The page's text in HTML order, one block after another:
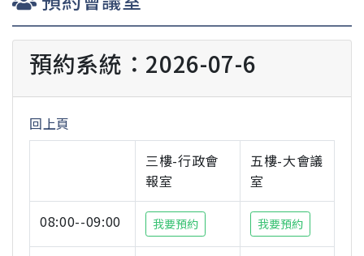
預約系統：2026-07-6
回上頁
三樓-行政會
報室
五樓-大會議
室
08:00--09:00 我要預約 我要預約